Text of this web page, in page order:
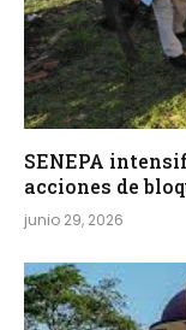
SENEPA
acciones de
junio 29, 2026